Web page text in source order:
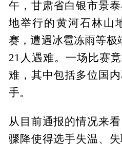
午，甘肃省白银市景
地举行的黄河石林山
赛，遭遇冰雹冻雨等极
21人遇难。一场比赛
难，其中包括多位国
手。
从目前通报的情况来
骤降使得选手失温、